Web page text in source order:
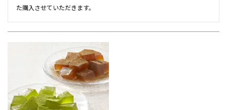
た購入させていただきます。